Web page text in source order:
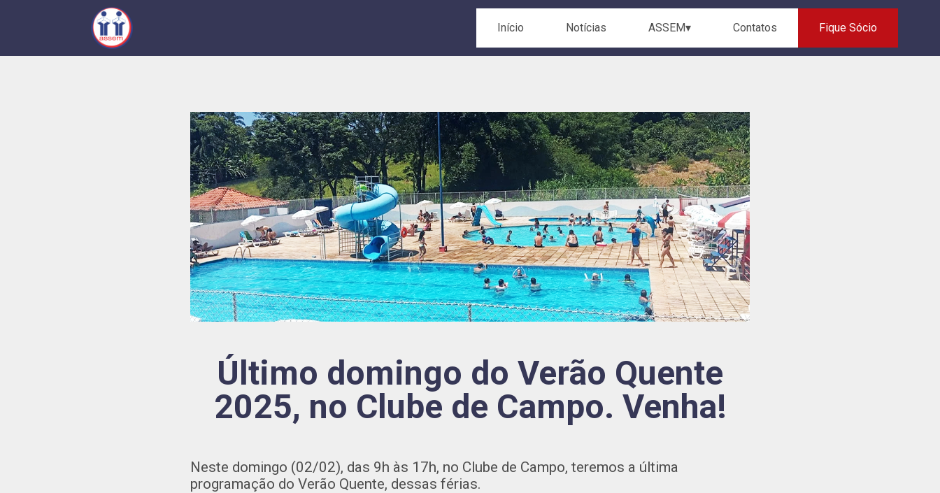
Início Notícias ASSEM▾ Contatos Fique Sócio
Último domingo do Verão Quente
2025, no Clube de Campo. Venha!
Neste domingo (02/02), das 9h às 17h, no Clube de Campo, teremos a última
programação do Verão Quente, dessas férias.